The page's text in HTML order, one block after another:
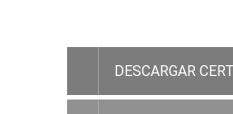
DESCARGAR